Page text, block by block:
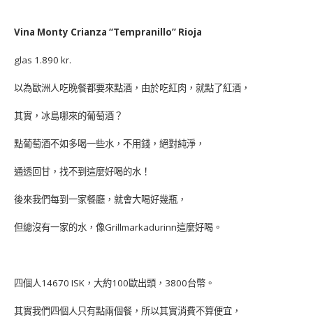
Vina Monty Crianza “Tempranillo” Rioja
glas 1.890 kr.
以為歐洲人吃晚餐都要來點酒，由於吃紅肉，就點了紅酒，
其實，冰島哪來的葡萄酒？
點葡萄酒不如多喝一些水，不用錢，絕對純淨，
通透回甘，找不到這麼好喝的水！
後來我們每到一家餐廳，就會大喝好幾瓶，
但總沒有一家的水，像Grillmarkadurinn這麼好喝。
四個人14670 ISK，大約100歐出頭，3800台幣。
其實我們四個人只有點兩個餐，所以其實消費不算便宜，